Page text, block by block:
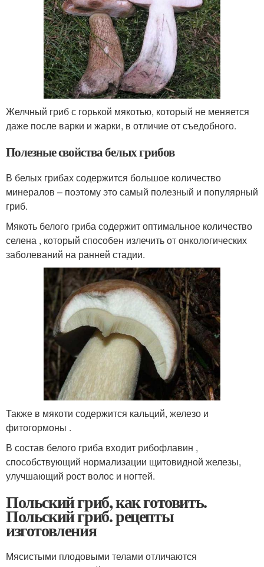
Желчный гриб с горькой мякотью, который не меняется
даже после варки и жарки, в отличие от съедобного.
Полезные свойства белых грибов
В белых грибах содержится большое количество
минералов – поэтому это самый полезный и популярный
гриб.
Мякоть белого гриба содержит оптимальное количество
селена , который способен излечить от онкологических
заболеваний на ранней стадии.
Также в мякоти содержится кальций, железо и
фитогормоны .
В состав белого гриба входит рибофлавин ,
способствующий нормализации щитовидной железы,
улучшающий рост волос и ногтей.
Польский гриб, как готовить.
Польский гриб. рецепты
изготовления
Мясистыми плодовыми телами отличаются